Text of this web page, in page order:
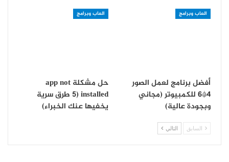
العاب وبرامج
أفضل برنامج لعمل الصور
4*6 للكمبيوتر (مجاني
وبجودة عالية)
العاب وبرامج
حل مشكلة app not
installed (5 طرق سرية
يخفيها عنك الخبراء)
السابق التالي